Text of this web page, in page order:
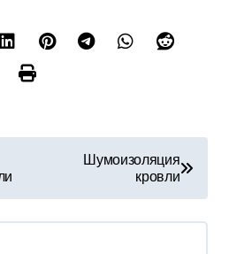
Шумоизоляция
кровли